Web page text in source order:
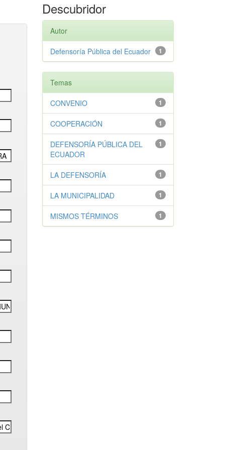
Descubridor
Autor
1
Defensoría Pública del Ecuador
Temas
1
CONVENIO
1
COOPERACIÓN
1
DEFENSORÍA PÚBLICA DEL
ECUADOR
1
LA DEFENSORÍA
1
LA MUNICIPALIDAD
1
MISMOS TÉRMINOS